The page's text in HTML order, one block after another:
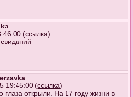
(ссылка)
19:45:00 (ссылка)
открыли. На 17 году жизни в